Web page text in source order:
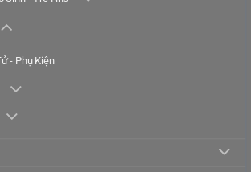
- Phụ Kiện